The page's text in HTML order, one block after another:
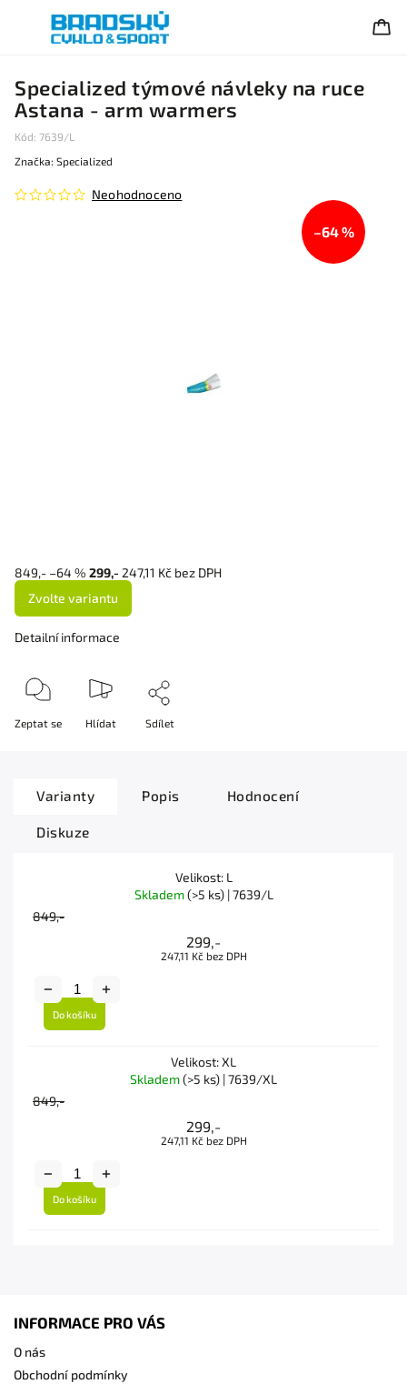
Specialized týmové návleky na ruce
Astana - arm warmers
Kód: 7639/L
Neohodnoceno
Značka: Specialized
–64 %
849,- –64 % 299,- 247,11 Kč bez DPH
Zvolte variantu
Detailní informace
Zeptat se Hlídat Sdílet
Varianty Popis Hodnocení
Diskuze
Velikost: L
Skladem(>5 ks)| 7639/L
849,-
299,-
247,11 Kč bez DPH
Do košíku
Velikost: XL
Skladem(>5 ks) | 7639/XL
849,-
299,-
247,11 Kč bez DPH
Do košíku
INFORMACE PRO VÁS
O nás
Obchodní podmínky